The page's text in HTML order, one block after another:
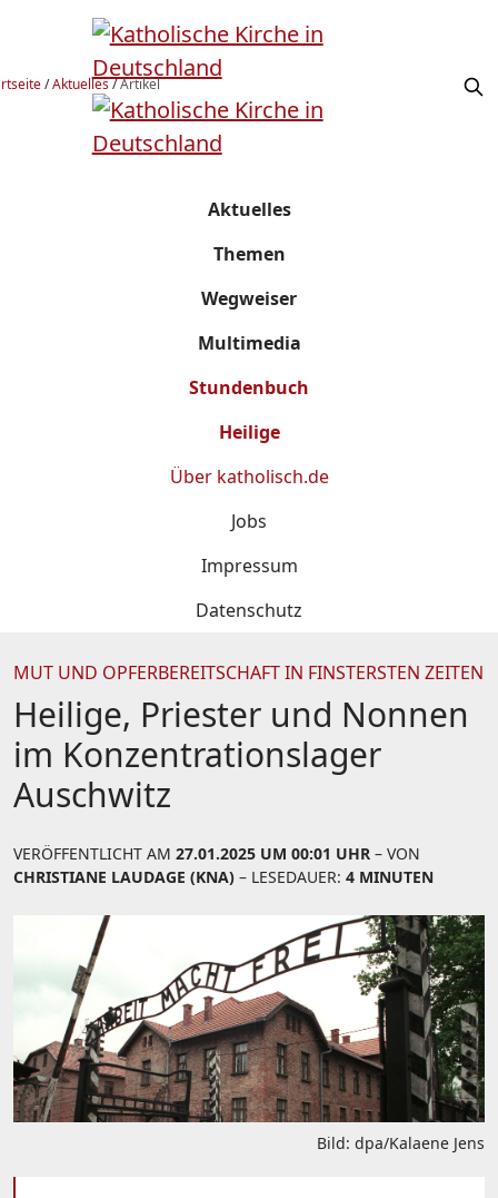
/Aktuelles/Artikel
Aktuelles
Themen
Wegweiser
Multimedia
Stundenbuch
Heilige
Über katholisch.de
Jobs
Impressum
Datenschutz
MUT UND OPFERBEREITSCHAFT IN FINSTERSTEN ZEITEN
Heilige, Priester und Nonnen
im Konzentrationslager
Auschwitz
VERÖFFENTLICHT AM 27.01.2025 UM 00:01 UHR – VON
CHRISTIANE LAUDAGE (KNA) – LESEDAUER: 4 MINUTEN
Bild: dpa/Kalaene Jens